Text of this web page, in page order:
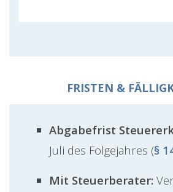
FRISTEN &
Abgabefrist
Juli des Folgejahres (§
Mit Steuerberater: